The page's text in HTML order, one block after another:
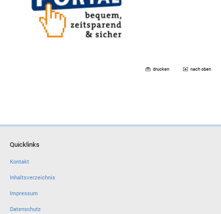
drucken nach oben
Quicklinks
Kontakt
Inhaltsverzeichnis
Impressum
Datenschutz